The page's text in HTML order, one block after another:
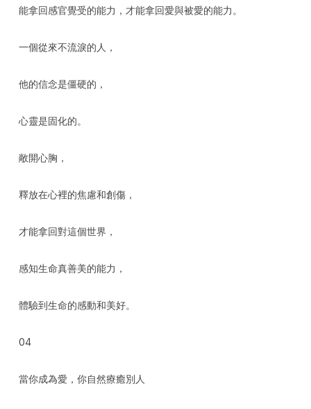
能拿回感官覺受的能力，才能拿回愛與被愛的能力。
一個從來不流淚的人，
他的信念是僵硬的，
心靈是固化的。
敞開心胸，
釋放在心裡的焦慮和創傷，
才能拿回對這個世界，
感知生命真善美的能力，
體驗到生命的感動和美好。
04
當你成為愛，你自然療癒別人